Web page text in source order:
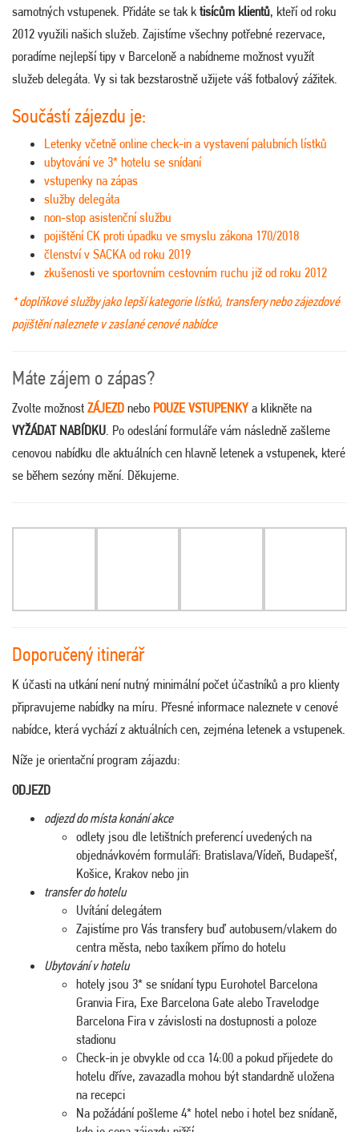
samotných vstupenek. Přidáte se tak ktisícům klientů, kteří od roku
2012 využili našich služeb. Zajistíme všechny potřebné rezervace,
poradíme nejlepší tipy v Barceloně a nabídneme možnost využít
služeb delegáta. Vy si tak bezstarostně užijete váš fotbalový zážitek.
Součástí zájezdu je:
Letenky včetně online check-in a vystavení palubních lístků
ubytování ve 3* hotelu se snídaní
vstupenky na zápas
služby delegáta
non-stop asistenční službu
pojištění CK proti úpadku ve smyslu zákona 170/2018
členství v SACKA od roku 2019
zkušenosti ve sportovním cestovním ruchu již od roku 2012
* doplňkové služby jako lepší kategorie lístků, transfery nebo zájezdové
pojištění naleznete v zaslané cenové nabídce
Máte zájem o zápas?
Zvolte možnost ZÁJEZD nebo POUZE VSTUPENKY a klikněte na
VYŽÁDAT NABÍDKU. Po odeslání formuláře vám následně zašleme
cenovou nabídku dle aktuálních cen hlavně letenek a vstupenek, které
se během sezóny mění. Děkujeme.
Doporučený itinerář
K účasti na utkání není nutný minimální počet účastníků a pro klienty
připravujeme nabídky na míru. Přesné informace naleznete v cenové
nabídce, která vychází z aktuálních cen, zejména letenek a vstupenek.
Níže je orientační program zájazdu:
ODJEZD
odjezd do místa konání akce
odlety jsou dle letištních preferencí uvedených na
objednávkovém formuláři: Bratislava/Vídeň, Budapešť,
Košice, Krakov nebo jin
transfer do hotelu
Uvítání delegátem
Zajistíme pro Vás transfery buď autobusem/vlakem do
centra města, nebo taxíkem přímo do hotelu
Ubytování v hotelu
hotely jsou 3* se snídaní typu Eurohotel Barcelona
Granvia Fira, Exe Barcelona Gate alebo Travelodge
Barcelona Fira v závislosti na dostupnosti a poloze
stadionu
Check-in je obvykle od cca 14:00 a pokud přijedete do
hotelu dříve, zavazadla mohou být standardně uložena
na recepci
Na požádání pošleme 4* hotel nebo i hotel bez snídaně,